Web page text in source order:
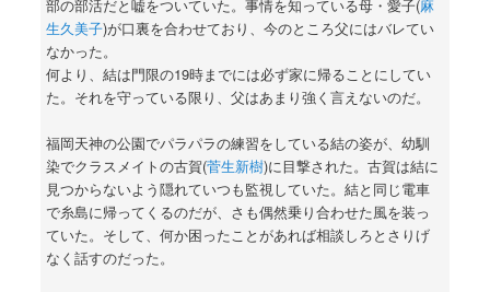
部の部活だと嘘をついていた。事情を知っている母・愛子(麻
生久美子)が口裏を合わせており、今のところ父にはバレてい
なかった。
何より、結は門限の19時までには必ず家に帰ることにしてい
た。それを守っている限り、父はあまり強く言えないのだ。
福岡天神の公園でパラパラの練習をしている結の姿が、幼馴
染でクラスメイトの古賀(菅生新樹)に目撃された。古賀は結に
見つからないよう隠れていつも監視していた。結と同じ電車
で糸島に帰ってくるのだが、さも偶然乗り合わせた風を装っ
ていた。そして、何か困ったことがあれば相談しろとさりげ
なく話すのだった。